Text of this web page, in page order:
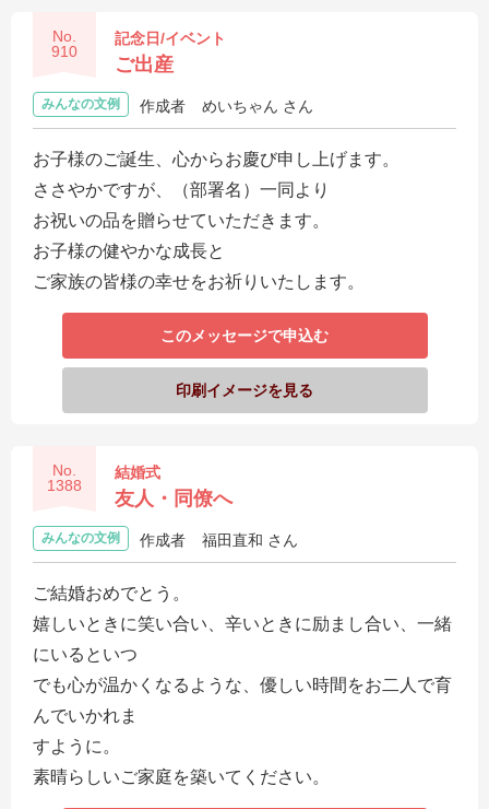
No.
910
記念日/イベント
ご出産
みんなの文例 作成者 めいちゃん さん
お子様のご誕生、心からお慶び申し上げます。
ささやかですが、（部署名）一同より
お祝いの品を贈らせていただきます。
お子様の健やかな成長と
ご家族の皆様の幸せをお祈りいたします。
このメッセージで申込む
印刷イメージを見る
No.
1388
結婚式
友人・同僚へ
みんなの文例 作成者 福田直和 さん
ご結婚おめでとう。
嬉しいときに笑い合い、辛いときに励まし合い、一緒
にいるといつ
でも心が温かくなるような、優しい時間をお二人で育
んでいかれま
すように。
素晴らしいご家庭を築いてください。